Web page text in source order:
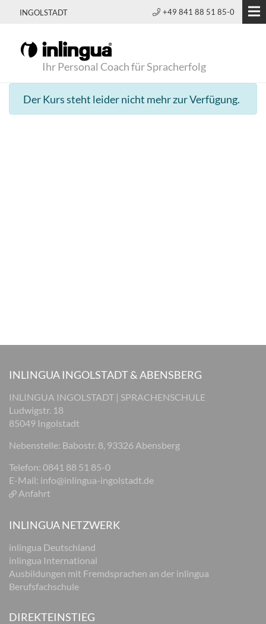
INGOLSTADT +49 841 88 51 85-0
Ihr Personal Coach für Spracherfolg
Der Kurs steht leider nicht mehr zur Verfügung.
INLINGUA INGOLSTADT & ABENSBERG
INLINGUA INGOLSTADT | SPRACHENSCHULE
Ludwigstr. 18
85049 Ingolstadt
Nebenstelle: Babostr. 8, 93326 Abensberg
Telefon: 0841 88 51 85-0
E-Mail: info@inlingua-ingolstadt.de
Anfahrt
INLINGUA NETZWERK
inlingua Deutschland
inlingua International
Ausbildungen mit Fremdsprachen an der inlingua
Berufsfachschule
DIREKTEINSTIEG